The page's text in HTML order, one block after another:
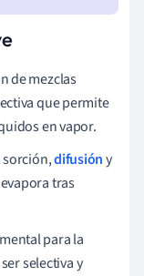
de mezclas
que permite
en vapor.
sorción,difusióny
tras
para la
selectiva y